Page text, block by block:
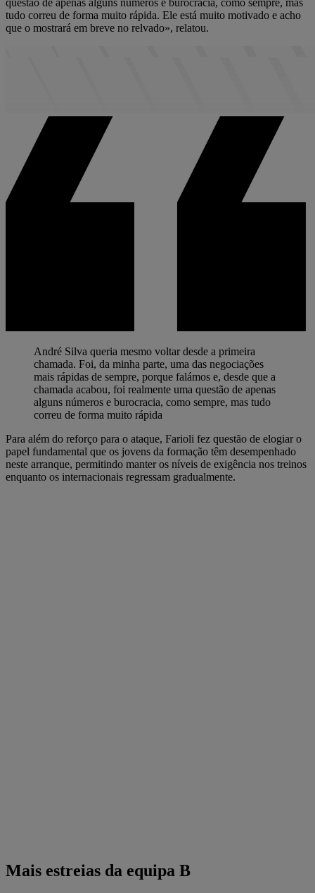
tudo correu de forma muito rápida. Ele está muito motivado e acho
que o mostrará em breve no relvado», relatou.
André Silva queria mesmo voltar desde a primeira
chamada. Foi, da minha parte, uma das negociações
mais rápidas de sempre, porque falámos e, desde que a
chamada acabou, foi realmente uma questão de apenas
alguns números e burocracia, como sempre, mas tudo
correu de forma muito rápida
Para além do reforço para o ataque, Farioli fez questão de elogiar o
papel fundamental que os jovens da formação têm desempenhado
neste arranque, permitindo manter os níveis de exigência nos treinos
enquanto os internacionais regressam gradualmente.
Mais estreias da equipa B